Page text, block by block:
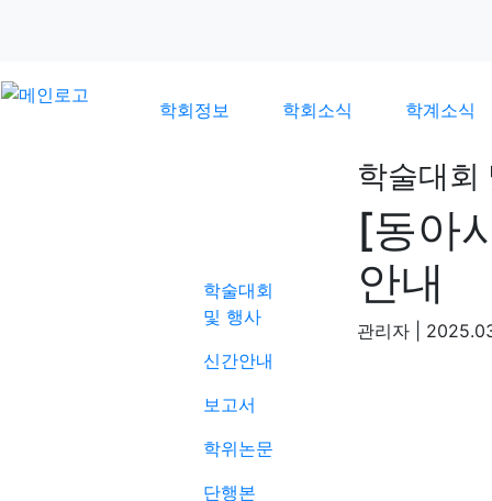
학회정보 학회소식 학계소식
학술대회
및 행사
신간안내
보고서
학위논문
단행본
학술대회
[동아
안내
관리자